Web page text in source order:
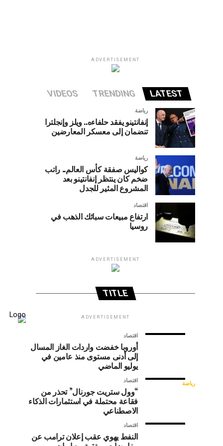
ADVERTISEMENT
LATEST
TRENDING
VIDEOS
رياضة
إنفانتينو يفقد حلفاءه.. ويلز وإنجلترا
تنضمان إلى معسكر المعارضين
رياضة
كواليس صفقة كأس العالم.. راتب
ضخم كان ينتظر إنفانتينو بعد
المشروع المثير للجدل
اقتصاد
ارتفاع مبيعات سبائك الذهب في
روسيا
ADVERTISEMENT
TITLE
رياضة
إنفانتينو
يفقد
حلفاءه..
تلقى
الدولي
صفقة
راتب
ضخم
إنفانتينو
مبيعات
في
روسيا
ADVERTISEMENT
اقتصاد
أوروبا خفضت واردات الغاز المسال
إلى أدنى مستوى منذ عامين في
يوليو الماضي
اقتصاد
“وول ستريت جورنال” تحذر من
فقاعة محتملة في استثمارات الذكاء
الاصطناعي
اقتصاد
النفط يهوي عقب إعلان ترامب عن